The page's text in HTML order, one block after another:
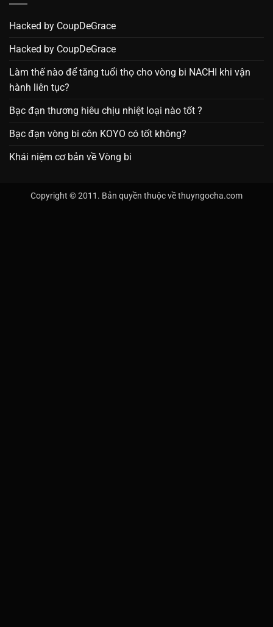
Hacked by CoupDeGrace
Hacked by CoupDeGrace
Làm thế nào để tăng tuổi thọ cho vòng bi NACHI khi vận
hành liên tục?
Bạc đạn thương hiêu chịu nhiệt loại nào tốt ?
Bạc đạn vòng bi côn KOYO có tốt không?
Khái niệm cơ bản về Vòng bi
Copyright © 2011. Bản quyền thuộc về thuyngocha.com